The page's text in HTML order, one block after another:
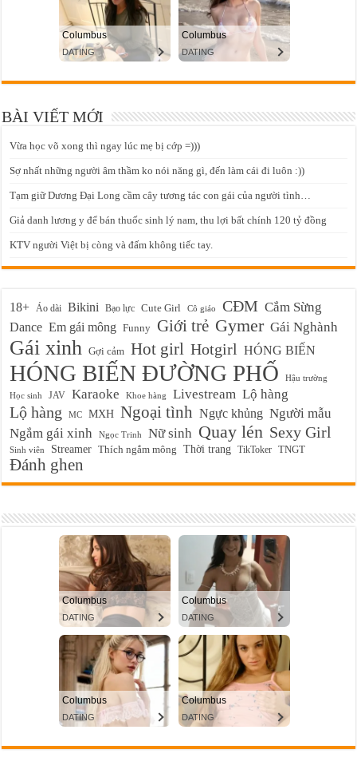
BÀI VIẾT MỚI
Vừa học võ xong thì ngay lúc mẹ bị cớp =)))
Sợ nhất những người âm thầm ko nói năng gì, đến làm cái đi luôn :))
Tạm giữ Dương Đại Long cầm cây tương tác con gái của người tình…
Giả danh lương y để bán thuốc sinh lý nam, thu lợi bất chính 120 tỷ đồng
KTV người Việt bị còng và đấm không tiếc tay.
18+ Áo dài Bikini Bạo lực Cute Girl Cô giáo CĐM Cắm Sừng
Dance Em gái mông Funny Giới trẻ Gymer Gái Nghành
Gái xinh Gợi cảm Hot girl Hotgirl HÓNG BIẾN
HÓNG BIẾN ĐƯỜNG PHỐ
Hậu trường
Học sinh
JAV Karaoke Khoe hàng Livestream Lộ hàng
Lộ hàng MC MXH Ngoại tình Ngực khủng Người mẫu
Ngắm gái xinh
Ngọc Trinh Nữ sinh Quay lén Sexy Girl
Sinh viên Streamer Thích ngắm mông Thời trang TikToker TNGT
Đánh ghen